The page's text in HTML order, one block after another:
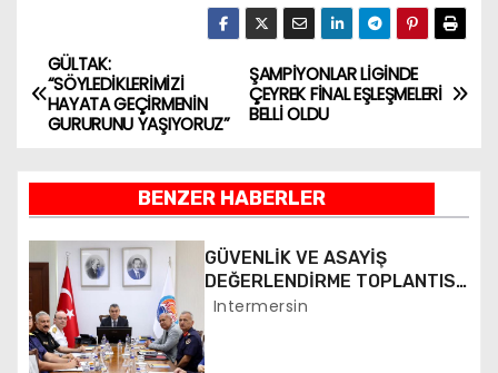
Y
a
ı
g
e
z
ŞAMPİYONLAR LİGİNDE
ÇEYREK FİNAL EŞLEŞMELERİ
BELLİ OLDU
GÜLTAK:
“SÖYLEDİKLERİMİZİ
HAYATA GEÇİRMENİN
GURURUNU YAŞIYORUZ”
BENZER HABERLER
GÜVENLİK VE ASAYİŞ
DEĞERLENDİRME TOPLANTISI
YAPILDI
Intermersin